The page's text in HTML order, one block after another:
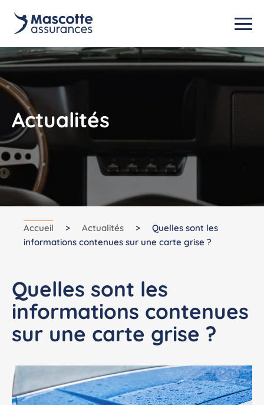
Actualités
Accueil > Actualités > Quelles sont les
informations contenues sur une carte grise ?
Quelles sont les
informations contenues
sur une carte grise ?